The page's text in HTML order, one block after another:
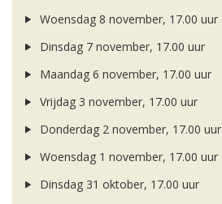
Woensdag 8 november, 17.00 uur
Dinsdag 7 november, 17.00 uur
Maandag 6 november, 17.00 uur
Vrijdag 3 november, 17.00 uur
Donderdag 2 november, 17.00 uur
Woensdag 1 november, 17.00 uur
Dinsdag 31 oktober, 17.00 uur